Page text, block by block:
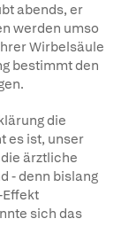
abends, er
werden umso
Wirbelsäule
bestimmt den
die
es ist, unser
ärztliche
- denn bislang
sich das